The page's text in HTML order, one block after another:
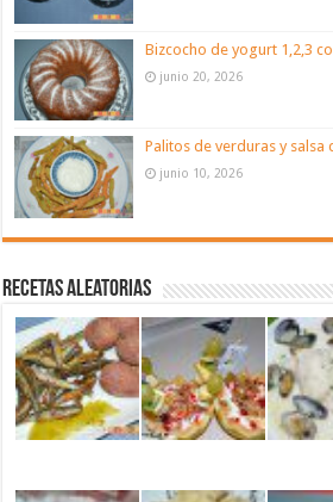
Bizcocho de yogurt 1,2,3
junio 20, 2026
Palitos de verduras y salsa
junio 10, 2026
Recetas aleatorias